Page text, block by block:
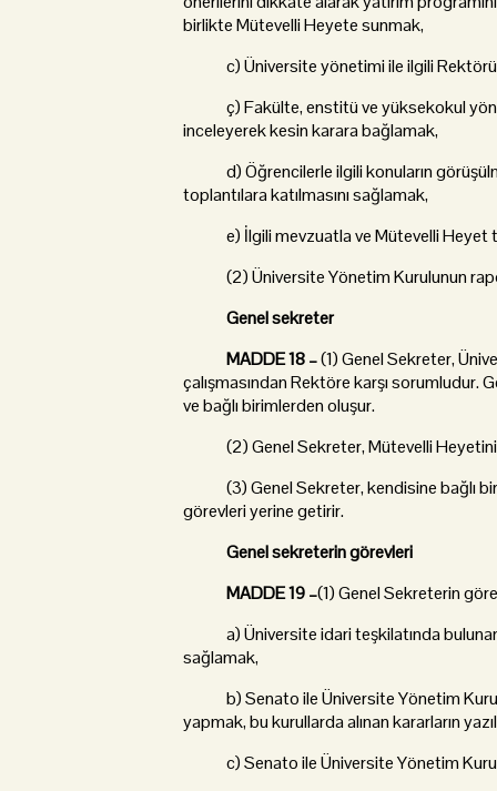
birlikte Mütevelli Heyete sunmak,
c) Üniversite yönetimi ile ilgili
ç) Fakülte, enstitü ve yüksekokul
inceleyerek kesin karara bağlamak,
d) Öğrencilerle ilgili konuların
toplantılara katılmasını sağlamak,
e) İlgili mevzuatla ve Mütevelli Heyet
(2) Üniversite Yönetim Kurulunun
Genel sekreter
MADDE 18 –(1) Genel Sekreter,
çalışmasından Rektöre karşı sorumludur.
ve bağlı birimlerden oluşur.
(2) Genel Sekreter, Mütevelli Heyetinin
(3) Genel Sekreter, kendisine bağlı
görevleri yerine getirir.
Genel sekreterin görevleri
MADDE 19 –(1) Genel Sekreterin
a) Üniversite idari teşkilatında bulunan
sağlamak,
b) Senato ile Üniversite Yönetim
yapmak, bu kurullarda alınan kararların
c) Senato ile Üniversite Yönetim